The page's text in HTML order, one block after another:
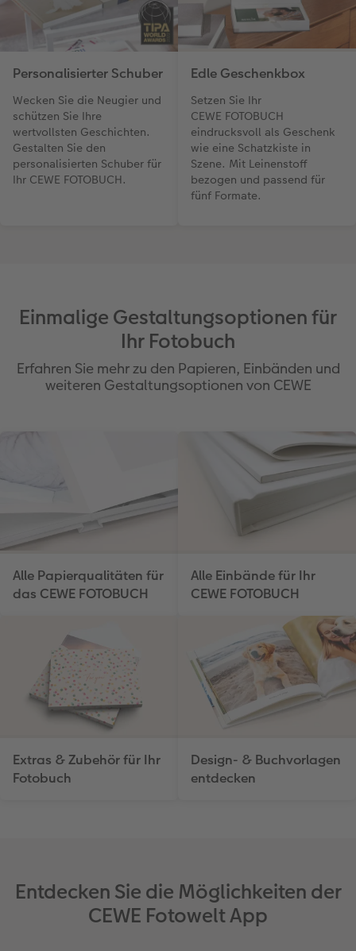
Personalisierter Schuber
Wecken Sie die Neugier und
schützen Sie Ihre
wertvollsten Geschichten.
Gestalten Sie den
personalisierten Schuber für
Ihr CEWE FOTOBUCH.
Edle Geschenkbox
Setzen Sie Ihr
CEWE FOTOBUCH
eindrucksvoll als Geschenk
wie eine Schatzkiste in
Szene. Mit Leinenstoff
bezogen und passend für
fünf Formate.
Einmalige Gestaltungsoptionen für
Ihr Fotobuch
Erfahren Sie mehr zu den Papieren, Einbänden und
weiteren Gestaltungsoptionen von CEWE
Alle Papierqualitäten für
das CEWE FOTOBUCH
Alle Einbände für Ihr
CEWE FOTOBUCH
Extras & Zubehör für Ihr
Fotobuch
Design- & Buchvorlagen
entdecken
Entdecken Sie die Möglichkeiten der
CEWE Fotowelt App